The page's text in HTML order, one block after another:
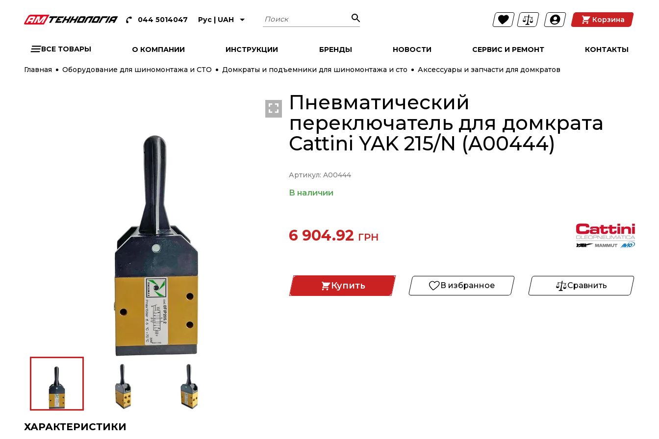
044 5014047 Рус | UAH Поиск Корзина
ВСЕ ТОВАРЫ О КОМПАНИИ ИНСТРУКЦИИ БРЕНДЫ НОВОСТИ СЕРВИС И РЕМОНТ КОНТАКТЫ
Главная Оборудование для шиномонтажа и СТО Домкраты и подъемники для шиномонтажа и сто Аксессуары и запчасти для домкратов
Пневматический
переключатель для домкрата
Cattini YAK 215/N (A00444)
Артикул: A00444
В наличии
6 904.92 ГРН
Купить В избранное Сравнить
ХАРАКТЕРИСТИКИ